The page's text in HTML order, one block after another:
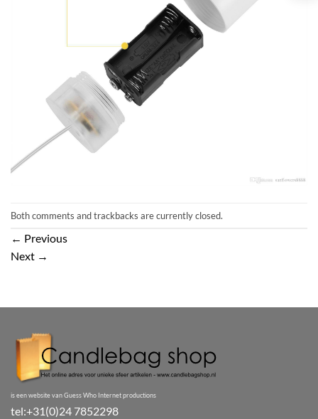
Both comments and trackbacks are currently closed.
← Previous
Next →
is een website van Guess Who Internet productions
tel:+31(0)24 7852298